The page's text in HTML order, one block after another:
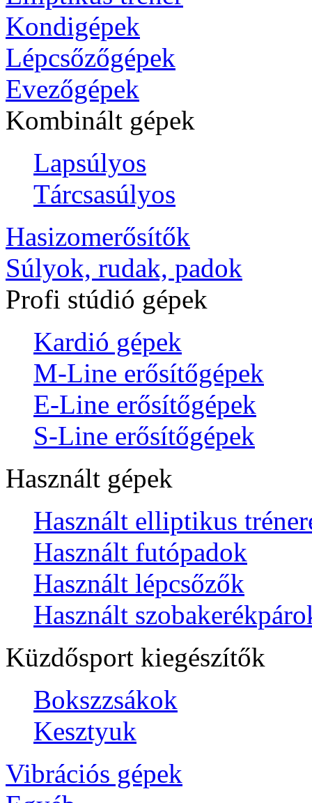
Kondigépek
Lépcsőzőgépek
Evezőgépek
Kombinált gépek
Lapsúlyos
Tárcsasúlyos
Hasizomerősítők
Súlyok, rudak, padok
Profi stúdió gépek
Kardió gépek
M-Line erősítőgépek
E-Line erősítőgépek
S-Line erősítőgépek
Használt gépek
Használt elliptikus
Használt futópadok
Használt lépcsőzők
Használt
Küzdősport kiegészítők
Bokszzsákok
Kesztyuk
Vibrációs gépek